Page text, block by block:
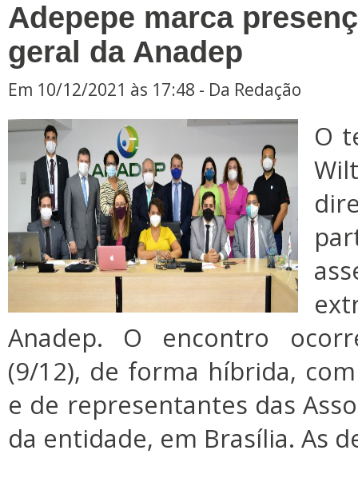
Adepepe marca
geral da Anadep
Em 10/12/2021 às 17:48 - Da Redação
O
Anadep. O encontro
(9/12), de forma híbrida,
e de representantes das
da entidade, em Brasília. As